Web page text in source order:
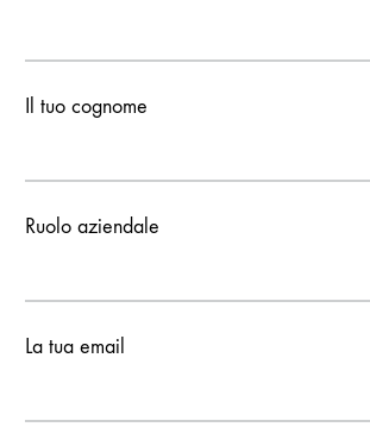
Il tuo cognome
Ruolo aziendale
La tua email